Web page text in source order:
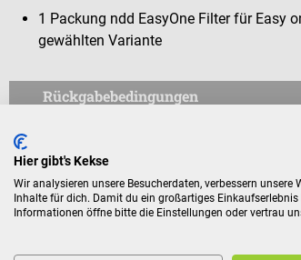
1 Packung ndd EasyOne Filter für Easy
gewählten Variante
Rückgabebedingungen
Dieses Produkt ist von der Rücknahme
Für Verbraucher besteht das
aus Gründen des Gesundheitsschutzes
Versiegelung nach der Lieferung entfernt
Hier gibt's Kekse
Wir analysieren unsere Besucherdaten, verbessern unsere
Inhalte für dich. Damit du ein großartiges
Informationen öffne bitte die Einstellungen oder vertrau